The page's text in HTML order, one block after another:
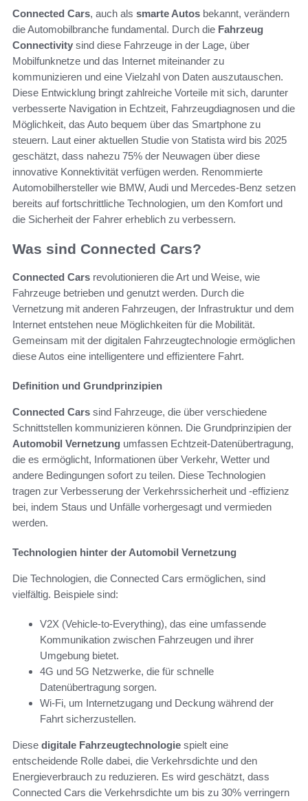
Connected Cars, auch als smarte Autos bekannt, verändern
die Automobilbranche fundamental. Durch die Fahrzeug
Connectivity sind diese Fahrzeuge in der Lage, über
Mobilfunknetze und das Internet miteinander zu
kommunizieren und eine Vielzahl von Daten auszutauschen.
Diese Entwicklung bringt zahlreiche Vorteile mit sich, darunter
verbesserte Navigation in Echtzeit, Fahrzeugdiagnosen und die
Möglichkeit, das Auto bequem über das Smartphone zu
steuern. Laut einer aktuellen Studie von Statista wird bis 2025
geschätzt, dass nahezu 75% der Neuwagen über diese
innovative Konnektivität verfügen werden. Renommierte
Automobilhersteller wie BMW, Audi und Mercedes-Benz setzen
bereits auf fortschrittliche Technologien, um den Komfort und
die Sicherheit der Fahrer erheblich zu verbessern.
Was sind Connected Cars?
Connected Cars revolutionieren die Art und Weise, wie
Fahrzeuge betrieben und genutzt werden. Durch die
Vernetzung mit anderen Fahrzeugen, der Infrastruktur und dem
Internet entstehen neue Möglichkeiten für die Mobilität.
Gemeinsam mit der digitalen Fahrzeugtechnologie ermöglichen
diese Autos eine intelligentere und effizientere Fahrt.
Definition und Grundprinzipien
Connected Cars sind Fahrzeuge, die über verschiedene
Schnittstellen kommunizieren können. Die Grundprinzipien der
Automobil Vernetzung umfassen Echtzeit-Datenübertragung,
die es ermöglicht, Informationen über Verkehr, Wetter und
andere Bedingungen sofort zu teilen. Diese Technologien
tragen zur Verbesserung der Verkehrssicherheit und -effizienz
bei, indem Staus und Unfälle vorhergesagt und vermieden
werden.
Technologien hinter der Automobil Vernetzung
Die Technologien, die Connected Cars ermöglichen, sind
vielfältig. Beispiele sind:
V2X (Vehicle-to-Everything), das eine umfassende
Kommunikation zwischen Fahrzeugen und ihrer
Umgebung bietet.
4G und 5G Netzwerke, die für schnelle
Datenübertragung sorgen.
Wi-Fi, um Internetzugang und Deckung während der
Fahrt sicherzustellen.
Diese digitale Fahrzeugtechnologie spielt eine
entscheidende Rolle dabei, die Verkehrsdichte und den
Energieverbrauch zu reduzieren. Es wird geschätzt, dass
Connected Cars die Verkehrsdichte um bis zu 30% verringern